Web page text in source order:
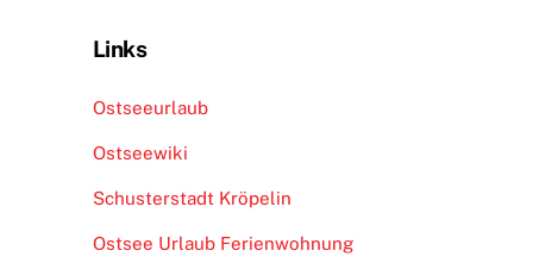
Links
Ostseeurlaub
Ostseewiki
Schusterstadt Kröpelin
Ostsee Urlaub Ferienwohnung